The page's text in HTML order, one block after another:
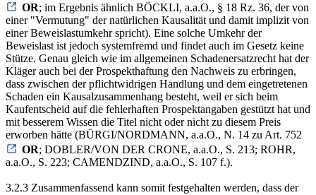
OR; im Ergebnis ähnlich BÖCKLI, a.a.O., § 18 Rz. 36, der von
einer "Vermutung" der natürlichen Kausalität und damit implizit von
einer Beweislastumkehr spricht). Eine solche Umkehr der
Beweislast ist jedoch systemfremd und findet auch im Gesetz keine
Stütze. Genau gleich wie im allgemeinen Schadenersatzrecht hat der
Kläger auch bei der Prospekthaftung den Nachweis zu erbringen,
dass zwischen der pflichtwidrigen Handlung und dem eingetretenen
Schaden ein Kausalzusammenhang besteht, weil er sich beim
Kaufentscheid auf die fehlerhaften Prospektangaben gestützt hat und
mit besserem Wissen die Titel nicht oder nicht zu diesem Preis
erworben hätte (BÜRGI/NORDMANN, a.a.O., N. 14 zu Art. 752
OR; DOBLER/VON DER CRONE, a.a.O., S. 213; ROHR,
a.a.O., S. 223; CAMENDZIND, a.a.O., S. 107 f.).
3.2.3 Zusammenfassend kann somit festgehalten werden, dass der